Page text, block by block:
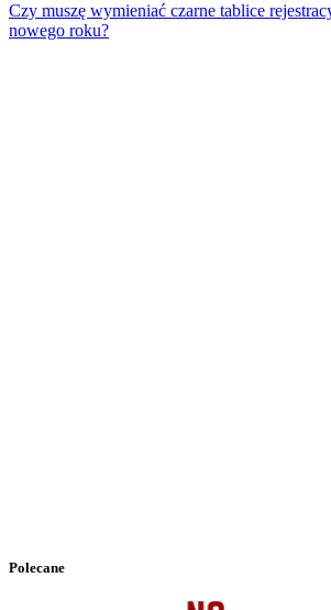
Czy muszę wymieniać czarne tablice
nowego roku?
Polecane